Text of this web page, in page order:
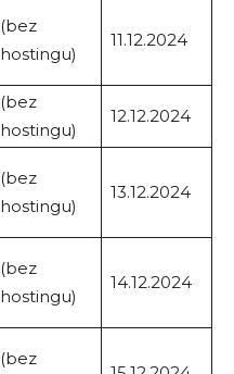
(bez
hostingu)
11.12.2024
(bez
hostingu)
12.12.2024
(bez
hostingu)
13.12.2024
(bez
hostingu)
14.12.2024
(bez